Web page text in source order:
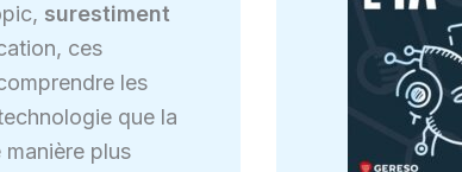
surestiment
ces
les
que la
plus